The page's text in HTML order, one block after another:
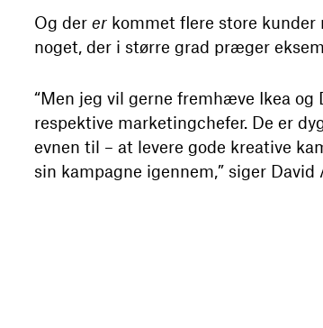
Og der er kommet flere store kunder
noget, der i større grad præger
“Men jeg vil gerne fremhæve Ikea
respektive marketingchefer. De er
evnen til – at levere gode kreative
sin kampagne igennem,” siger David